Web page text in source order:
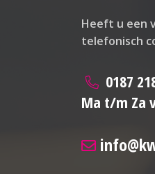
Heeft u een
telefonisch
0187
Ma t/m Za